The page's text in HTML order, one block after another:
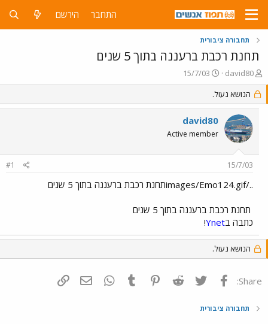
התחבר הירשם
תחבורה ציבורית
תחנת רכבת ברעננה בתוך 5 שנים
פ
ו
ת
ח
נ
david80
פ
ו
ס
ם
ב
ת
15/7/03
הנושא נעול.
david80
Active member
15/7/03
#1
../images/Emo124.gifתחנת רכבת ברעננה בתוך 5 שנים
תחנת רכבת ברעננה בתוך 5 שנים
כתבה בYnet
!
הנושא נעול.
Share: פייסבוק Twitter
Reddit
Pinterest
Tumblr
WhatsAppדואר אלקטרוני
תחבורה ציבורית